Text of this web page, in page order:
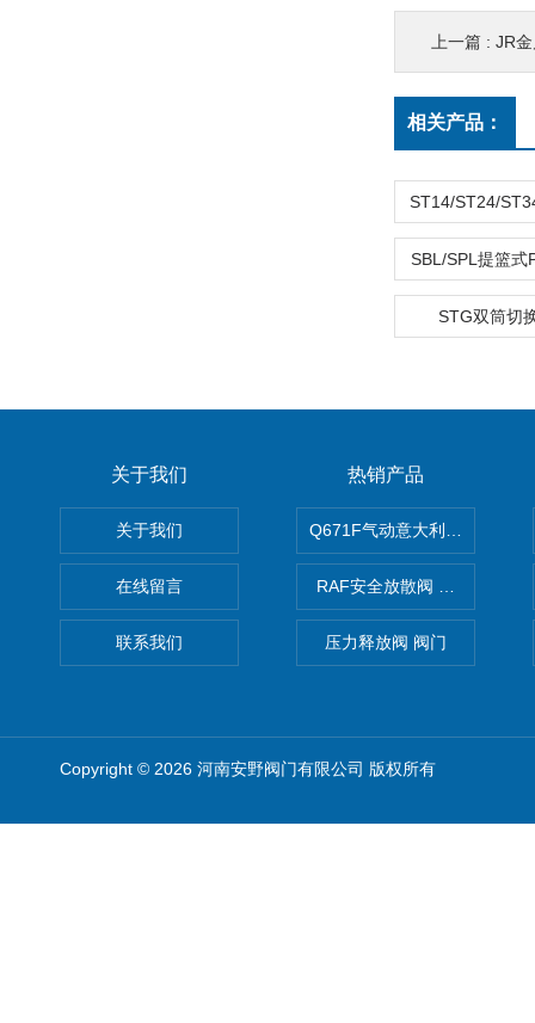
上一篇 : JR
相关产品：
SBL/SPL提篮式
STG双筒切
关于我们
关于我们
在线留言
联系我们
热销产品
Q671F气动意大利式薄型球阀
RAF安全放散阀 阀生产
压力释放阀 阀门
Copyright © 2026 河南安野阀门有限公司 版权所有